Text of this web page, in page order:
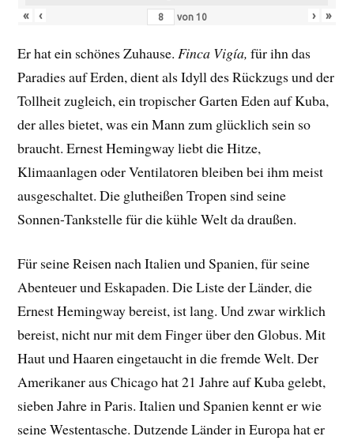
«
‹ von 10 › »
Er hat ein schönes Zuhause. Finca Vigía, für ihn das
Paradies auf Erden, dient als Idyll des Rückzugs und der
Tollheit zugleich, ein tropischer Garten Eden auf Kuba,
der alles bietet, was ein Mann zum glücklich sein so
braucht. Ernest Hemingway liebt die Hitze,
Klimaanlagen oder Ventilatoren bleiben bei ihm meist
ausgeschaltet. Die glutheißen Tropen sind seine
Sonnen-Tankstelle für die kühle Welt da draußen.
Für seine Reisen nach Italien und Spanien, für seine
Abenteuer und Eskapaden. Die Liste der Länder, die
Ernest Hemingway bereist, ist lang. Und zwar wirklich
bereist, nicht nur mit dem Finger über den Globus. Mit
Haut und Haaren eingetaucht in die fremde Welt. Der
Amerikaner aus Chicago hat 21 Jahre auf Kuba gelebt,
sieben Jahre in Paris. Italien und Spanien kennt er wie
seine Westentasche. Dutzende Länder in Europa hat er